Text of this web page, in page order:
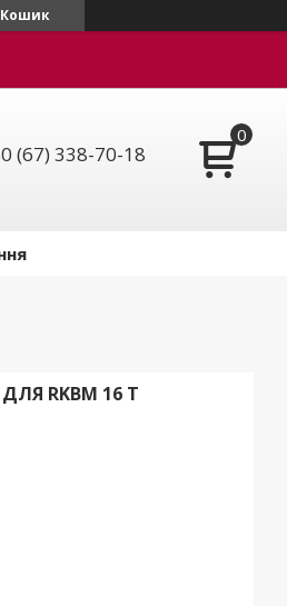
Кошик
(67) 338-70-18
RKBM 16 T